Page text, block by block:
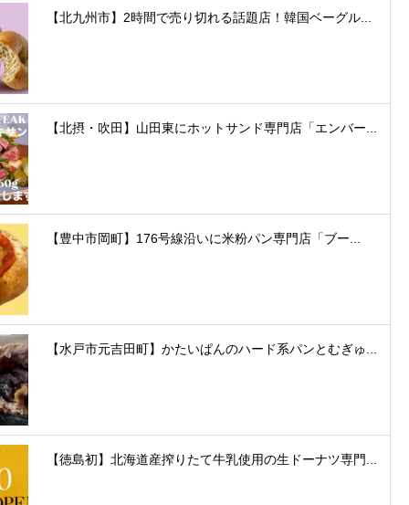
【北九州市】2時間で売り切れる話題店！韓国ベーグル...
【北摂・吹田】山田東にホットサンド専門店「エンバー...
【豊中市岡町】176号線沿いに米粉パン専門店「ブー...
【水戸市元吉田町】かたいぱんのハード系パンとむぎゅ...
【徳島初】北海道産搾りたて牛乳使用の生ドーナツ専門...